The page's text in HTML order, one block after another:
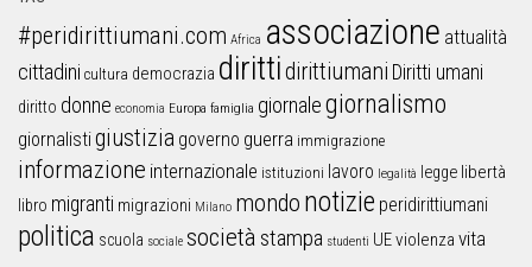
#peridirittiumani.com Africa associazione attualità
cittadini cultura democrazia dirittidirittiumani Diritti umani
diritto donne economia Europa famiglia giornalegiornalismo
giornalistigiustizia governo guerra immigrazione
informazione internazionale istituzioni lavoro legalità legge libertà
libro migranti migrazioni Milano mondo notizie peridirittiumani
politica scuola sociale società stampa studenti UEviolenza vita